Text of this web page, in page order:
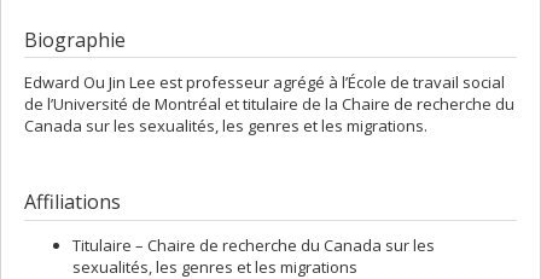
Biographie
Edward Ou Jin Lee est professeur agrégé à l’École de travail social
de l’Université de Montréal et titulaire de la Chaire de recherche du
Canada sur les sexualités, les genres et les migrations.
Affiliations
Titulaire – Chaire de recherche du Canada sur les
sexualités, les genres et les migrations